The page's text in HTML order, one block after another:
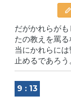
だがかれらが
たの教えを罵
当にかれらに
止めるであろう
9 : 13